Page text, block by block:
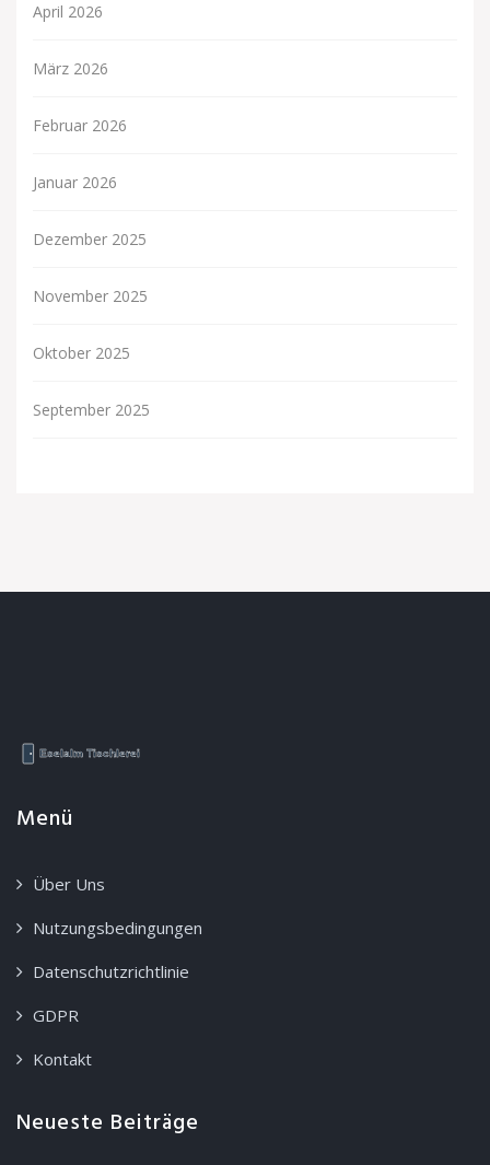
April 2026
März 2026
Februar 2026
Januar 2026
Dezember 2025
November 2025
Oktober 2025
September 2025
Menü
Über Uns
Nutzungsbedingungen
Datenschutzrichtlinie
GDPR
Kontakt
Neueste Beiträge